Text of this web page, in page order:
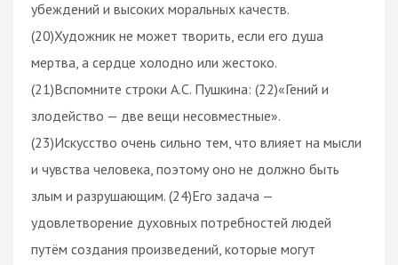
убеждений и высоких моральных качеств.
(20)Художник не может творить, если его душа
мертва, а сердце холодно или жестоко.
(21)Вспомните строки А.С. Пушкина: (22)«Гений и
злодейство — две вещи несовместные».
(23)Искусство очень сильно тем, что влияет на мысли
и чувства человека, поэтому оно не должно быть
злым и разрушающим. (24)Его задача —
удовлетворение духовных потребностей людей
путём создания произведений, которые могут